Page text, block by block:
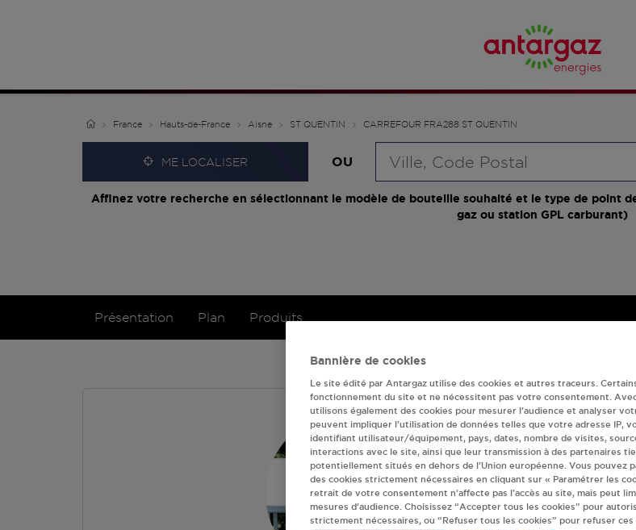
France Hauts-de-France Aisne ST QUENTIN CARREFOUR FRA288 ST QUENTIN
ME LOCALISER OU
Affinez votre recherche en sélectionnant le modèle de bouteille souhaité et le type de point
gaz ou station GPL carburant)
Présentation Plan Produits
Bannière de cookies
Le site édité par Antargaz utilise des cookies et autres traceurs.
fonctionnement du site et ne nécessitent pas votre consentement.
utilisons également des cookies pour mesurer l’audience et analyser
peuvent impliquer l’utilisation de données telles que votre adresse IP,
identifiant utilisateur/équipement, pays, dates, nombre de visites,
interactions avec le site, ainsi que leur transmission à des partenaires
potentiellement situés en dehors de l’Union européenne. Vous pouvez
des cookies strictement nécessaires en cliquant sur « Paramétrer les
retrait de votre consentement n’affecte pas l’accès au site, mais peut
mesures d’audience. Choisissez “Accepter tous les cookies” pour
strictement nécessaires, ou “Refuser tous les cookies” pour refuser ces